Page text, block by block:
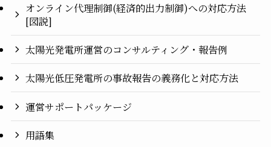
オンライン代理制御(経済的出力制御)への対応方法
[図説]
太陽光発電所運営のコンサルティング・報告例
太陽光低圧発電所の事故報告の義務化と対応方法
運営サポートパッケージ
用語集